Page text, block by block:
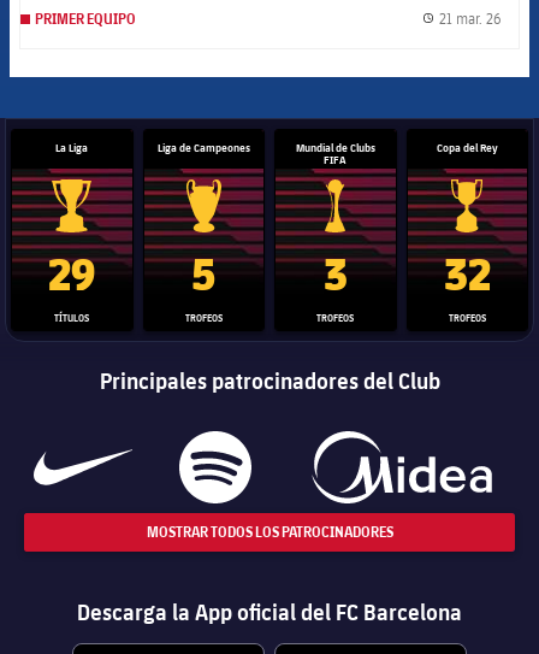
PRIMER EQUIPO 21 mar. 26
La Liga
Trofeo de La Liga
29
TÍTULOS
Liga de Campeones
Trofeo de la Liga de Campeones
5
TROFEOS
Mundial de Clubs
FIFA
Trofeo del Mundial de
3
TROFEOS
Copa del Rey
Copa del
32
TROFEOS
Principales patrocinadores del Club
MOSTRAR TODOS LOS PATROCINADORES
Descarga la App oficial del FC Barcelona